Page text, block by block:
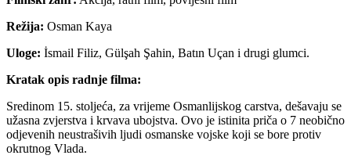
Režija: Osman Kaya
Uloge: İsmail Filiz, Gülşah Şahin, Batın Uçan i drugi glumci.
Kratak opis radnje filma:
Sredinom 15. stoljeća, za vrijeme Osmanlijskog carstva, dešavaju se
užasna zvjerstva i krvava ubojstva. Ovo je istinita priča o 7 neobično
odjevenih neustrašivih ljudi osmanske vojske koji se bore protiv
okrutnog Vlada.